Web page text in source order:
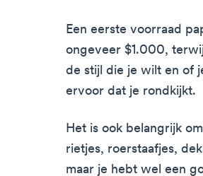
Een eerste voorraad
ongeveer $1.000,
de stijl die je wilt en of
ervoor dat je rondkijkt.
Het is ook belangrijk
rietjes, roerstaafjes,
maar je hebt wel een